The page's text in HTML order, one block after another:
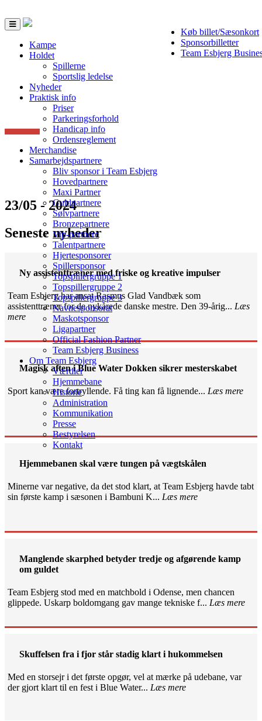
Køb billet/Sæsonkort
Sponsorbilletter
Team Esbjerg
Toggle
navigation
Kampe
Holdet
Spillerne
Sportslig ledelse
Nyheder
Praktisk info
Priser
Parkeringsforhold
Handicap info
Ordensreglement
Merchandise
Samarbejdspartnere
Bliv sponsor i Team Esbjerg
Hovedpartnere
Maxi Partner
Guldpartnere
Sølvpartnere
Bronzepartnere
Vip-partnere
Talentpartnere
Hjertesponsorer
Spillersponsor
Topspillergruppe 1
Topspillergruppe 2
Topspillergruppe 3
Navnesponsorat
Maskotsponsor
Ligapartner
Official Fashion Partner
Team Esbjerg Business
Om Team Esbjerg
Værdier
Hjemmebane
Historie
Administration
Kommunikation
Presse
Bestyrelsen
Kontakt
23/05 - 2024
Seneste nyheder
Ny assistenttræner med friske og kreative impulser
Team Esbjerg har ansat Rasmus Glad Vandbæk som
assistenttræner for de nykårede danske mestre. Den 39-årig... Læs
mere
Magisk aften i Blue Water Dokken sikrer mesterskabet
Sport kan være fortryllende. Få ting kan få lignende... Læs mere
Hjemmebanen skal være tungen på vægtskålen
Minerne var negative, da det stod klart, at Team Esbjerg havde tabt
sin første kamp i sæsonen i Bambuni K... Læs mere
Manglende skarphed betyder tredje og afgørende kamp
om guldet
Team Esbjerg stod med en matchbold i Odense, men chancen
glippede. Uskarp boldomgang gav mange tekniske f... Læs mere
Skuffelsen fra i fjor står stadig klart i hukommelsen
Med en storsejr i det første opgør, vel at mærke på udebane, var
der gjort klart til en fest i Blue Water... Læs mere